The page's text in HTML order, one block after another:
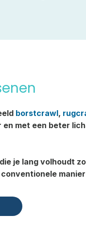
borstcrawl,
met een beter
je lang volhoudt